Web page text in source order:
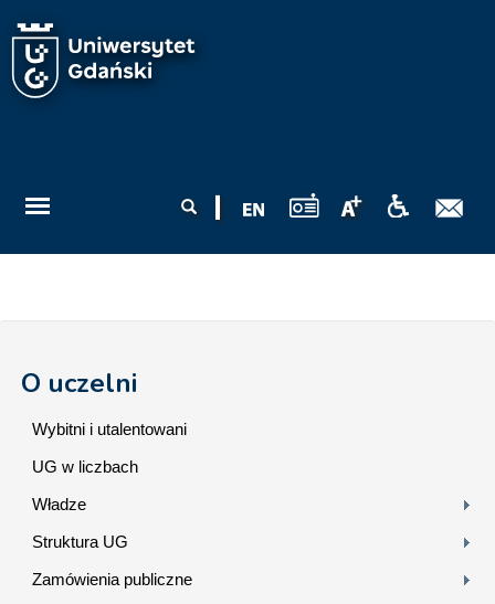
wyszukiwania
O uczelni
Wybitni i utalentowani
UG w liczbach
Władze
Struktura UG
Zamówienia publiczne